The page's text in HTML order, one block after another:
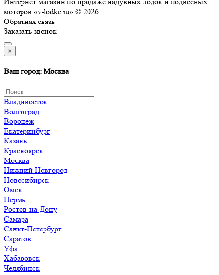
моторов «v-lodke.ru» © 2026
Обратная связь
Заказать звонок
×
Ваш город: Москва
Владивосток
Волгоград
Воронеж
Екатеринбург
Казань
Красноярск
Москва
Нижний Новгород
Новосибирск
Омск
Пермь
Ростов-на-Дону
Самара
Санкт-Петербург
Саратов
Уфа
Хабаровск
Челябинск